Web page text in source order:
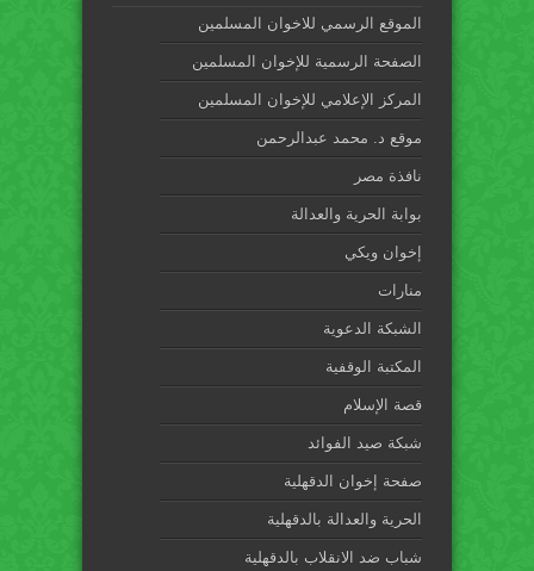
الموقع الرسمي للاخوان المسلمين
الصفحة الرسمية للإخوان المسلمين
المركز الإعلامي للإخوان المسلمين
موقع د. محمد عبدالرحمن
نافذة مصر
بوابة الحرية والعدالة
إخوان ويكي
منارات
الشبكة الدعوية
المكتبة الوقفية
قصة الإسلام
شبكة صيد الفوائد
صفحة إخوان الدقهلية
الحرية والعدالة بالدقهلية
شباب ضد الانقلاب بالدقهلية